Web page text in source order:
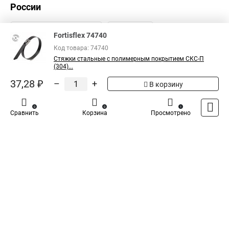
Пластиковый хомут стяжка ту
Стяжка груза цена
Что такое стяжки кабельные Сколько стоит стяжки
Стяжки хомут пластиковый купить Стяжка 200
Стяжка в дом
Площадка хомута стяжки Стяжки резиновые для груза
России
Fortisflex 74740
Код товара: 74740
Стяжки стальные с полимерным покрытием СКС-П
(304)...
37,28 ₽ – + В корзину
Сравнить
0
Корзина
0
Просмотрено
1